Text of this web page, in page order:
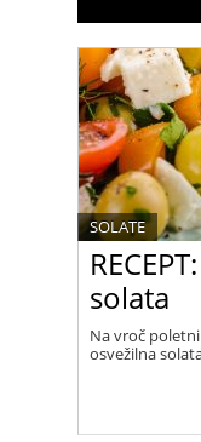
solata
SOLATE
Na vroč
osvežilna